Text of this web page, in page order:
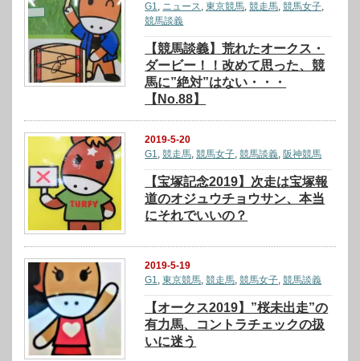
G1, ニュース,東京競馬,競走馬,競馬女子,
競馬談義
【競馬談義】荒れたオークス・
ダービー！！改めて思った、競
馬に”絶対”はない・・・
【No.88】
2019-5-20
G1,競走馬,競馬女子,競馬談義, 阪神競馬
【宝塚記念2019】次走は宝塚報
道のオジュウチョウサン、本当
にそれでいいの？
2019-5-19
G1
,東京競馬 ,競走馬 ,競馬女子 ,競馬談義
【オークス2019】”桜未出走”の
有力馬、コントラチェックの扱
いに迷う